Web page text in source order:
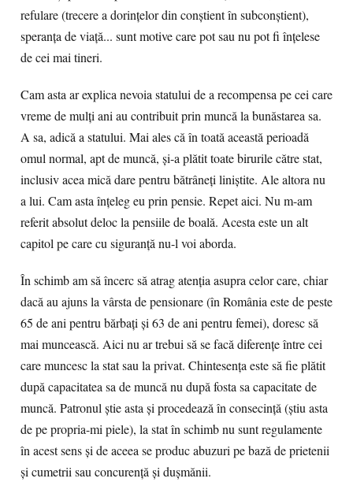
refulare (trecere a dorințelor din conștient în subconștient),
speranța de viață... sunt motive care pot sau nu pot fi înțelese
de cei mai tineri.
Cam asta ar explica nevoia statului de a recompensa pe cei care
vreme de mulți ani au contribuit prin muncă la bunăstarea sa.
A sa, adică a statului. Mai ales că în toată această perioadă
omul normal, apt de muncă, și-a plătit toate birurile către stat,
inclusiv acea mică dare pentru bătrâneți liniștite. Ale altora nu
a lui. Cam asta înțeleg eu prin pensie. Repet aici. Nu m-am
referit absolut deloc la pensiile de boală. Acesta este un alt
capitol pe care cu siguranță nu-l voi aborda.
În schimb am să încerc să atrag atenția asupra celor care, chiar
dacă au ajuns la vârsta de pensionare (în România este de peste
65 de ani pentru bărbați și 63 de ani pentru femei), doresc să
mai muncească. Aici nu ar trebui să se facă diferențe între cei
care muncesc la stat sau la privat. Chintesența este să fie plătit
după capacitatea sa de muncă nu după fosta sa capacitate de
muncă. Patronul știe asta și procedează în consecință (știu asta
de pe propria-mi piele), la stat în schimb nu sunt regulamente
în acest sens și de aceea se produc abuzuri pe bază de prietenii
și cumetrii sau concurență și dușmănii.